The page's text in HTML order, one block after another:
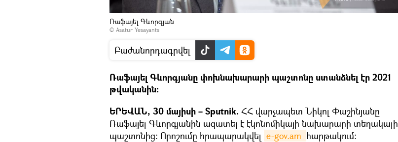
Ռաֆայել Գևորգյան
© Asatur Yesayants
Բաժանորդագրվել
Ռաֆայել Գևորգյանը փոխնախարարի պաշտոնը ստանձնել էր 2021
թվականին։
ԵՐԵՎԱՆ, 30 մայիսի – Sputnik. ՀՀ վարչապետ Նիկոլ Փաշինյանը
Ռաֆայել Գևորգյանին ազատել է էկոնոմիկայի նախարարի տեղակալի
պաշտոնից։ Որոշումը հրապարակվել e-gov.am հարթակում։